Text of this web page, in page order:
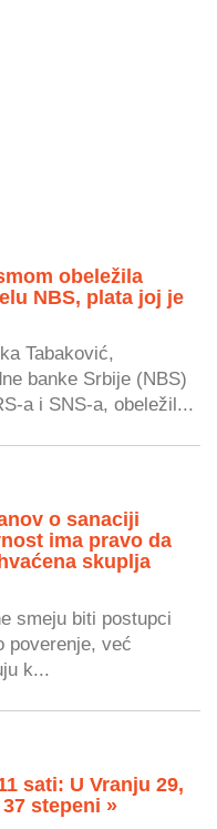
obeležila
NBS, plata joj je
Tabaković,
banke Srbije (NBS)
a i SNS-a, obeležil...
o sanaciji
ima pravo da
skuplja
smeju biti postupci
poverenje, već
k...
sati: U Vranju 29,
stepeni »